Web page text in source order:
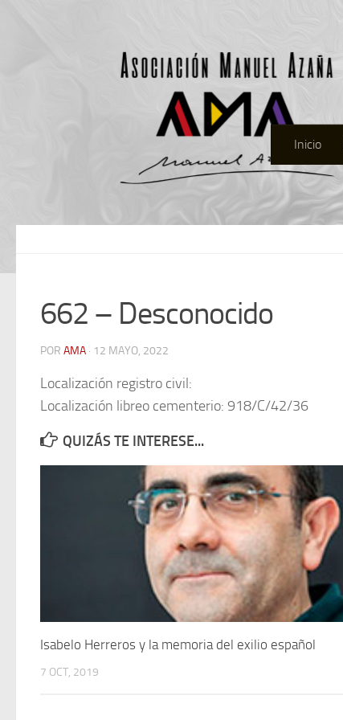
Inicio
662 – Desconocido
POR AMA · 12 MAYO, 2022
Localización registro civil:
Localización libreo cementerio: 918/C/42/36
QUIZÁS TE INTERESE...
Isabelo Herreros y la memoria del exilio español
7 OCT, 2019